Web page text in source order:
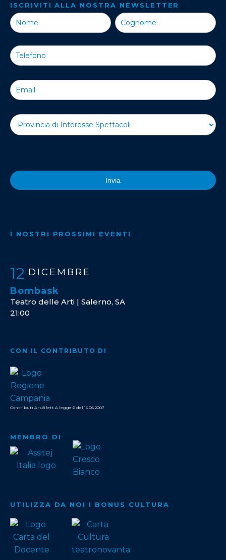
ISCRIVITI ALLA NOSTRA NEWSLETTER
Iscriviti alla
Invia
I NOSTRI PROSSIMI EVENTI
12 DICEMBRE
Bombask
Teatro delle Arti | Salerno, SA
21:00
CON IL CONTRIBUTO DI
Contributi Art.8 lett.A legge 6 del 15.06.2007
MEMBRO DI
UTILIZZA DA NOI I BONUS CULTURA